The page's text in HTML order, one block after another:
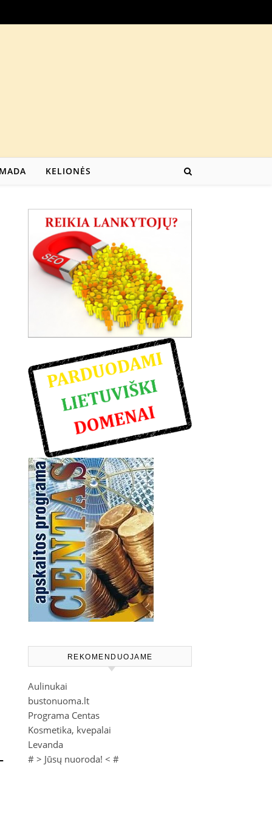
MADA KELIONĖS
REKOMENDUOJAME
Aulinukai
bustonuoma.lt
Programa Centas
Kosmetika, kvepalai
Levanda
# > Jūsų nuoroda! < #